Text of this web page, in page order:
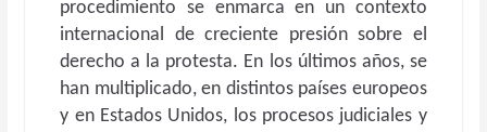
procedimiento se enmarca en un contexto
internacional de creciente presión sobre el
derecho a la protesta. En los últimos años, se
han multiplicado, en distintos países europeos
y en Estados Unidos, los procesos judiciales y